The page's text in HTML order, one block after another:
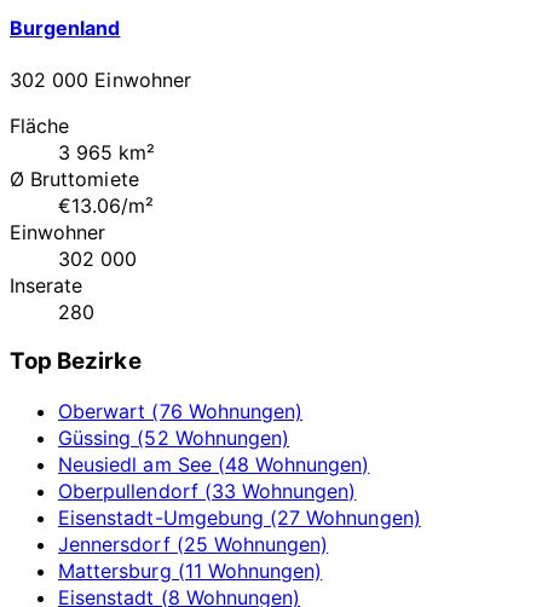
Burgenland
302 000 Einwohner
Fläche
3 965 km²
Ø Bruttomiete
€13.06/m²
Einwohner
302 000
Inserate
280
Top Bezirke
Oberwart (76 Wohnungen)
Güssing (52 Wohnungen)
Neusiedl am See (48 Wohnungen)
Oberpullendorf (33 Wohnungen)
Eisenstadt-Umgebung (27 Wohnungen)
Jennersdorf (25 Wohnungen)
Mattersburg (11 Wohnungen)
Eisenstadt (8 Wohnungen)